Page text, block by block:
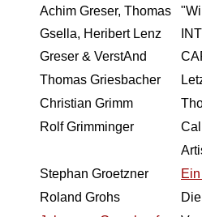
Achim Greser, Thomas
Gsella, Heribert Lenz
Greser & VerstAnd
Thomas Griesbacher
Christian Grimm
Rolf Grimminger
Stephan Groetzner
Roland Grohs